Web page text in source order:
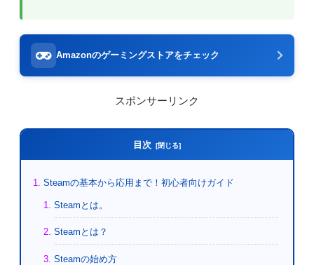
Amazonのゲーミングストアをチェック
スポンサーリンク
目次
Steamの基本から応用まで！初心者向けガイド
Steamとは。
Steamとは？
Steamの始め方